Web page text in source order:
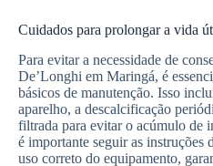
Cuidados para prolongar a vida
Para evitar a necessidade de
De’Longhi em Maringá, é
básicos de manutenção. Isso
aparelho, a descalcificação
filtrada para evitar o acúmulo de
é importante seguir as instruções
uso correto do equipamento,